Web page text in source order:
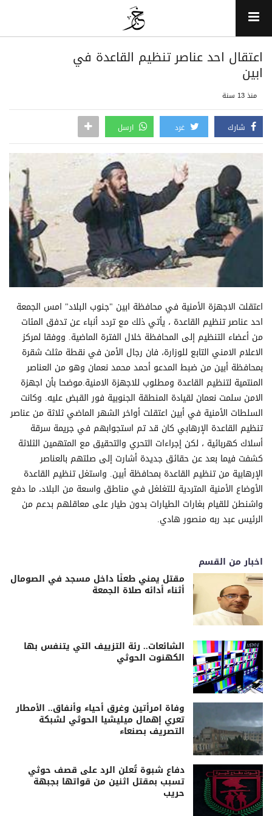
اعتقال احد عناصر تنظيم القاعدة في
ابين
منذ 13 سنة
شارك غرد ارسل
اعتقلت الاجهزة الأمنية في محافظة ابين "جنوب البلاد" امس الجمعة
احد عناصر تنظيم القاعدة ، يأتي ذلك مع تردد أنباء عن تدفق المئات
من أعضاء التنظيم إلى المحافظة خلال الفترة الماضية. ووفقا لمركز
الاعلام الامني التابع للوزارة، فان رجال الأمن في نقطة مثلث شقرة
بمحافظة أبين من ضبط المدعو أحمد محمد نعمان وهو من العناصر
المنتمية لتنظيم القاعدة ومطلوب للاجهزة الامنية.موضحا بأن اجهزة
الامن سلمت نعمان لقيادة المنطقة الجنوبية فور القبض عليه. وكانت
السلطات الأمنية في أبين اعتقلت أواخر الشهر الماضي ثلاثة من عناصر
تنظيم القاعدة الإرهابي كان قد تم استجوابهم في جريمة سرقة
أسلاك كهربائية ، لكن إجراءات التحري والتحقيق مع المتهمين الثلاثة
كشفت فيما بعد عن حقائق جديدة أشارت إلى صلتهم بالعناصر
الإرهابية من تنظيم القاعدة بمحافظة أبين. واستغل تنظيم القاعدة
الأوضاع الأمنية المتردية للتغلغل في مناطق واسعة من البلاد، ما دفع
واشنطن للقيام بغارات الطيارات بدون طيار على معاقلهم بدعم من
الرئيس عبد ربه منصور هادي.
اخبار من القسم
مقتل يمني طعنًا داخل مسجد في الصومال
أثناء أدائه صلاة الجمعة
الشائعات.. رئة التزييف التي يتنفس بها
الكهنوت الحوثي
وفاة امرأتين وغرق أحياء وأنفاق.. الأمطار
تعري إهمال ميليشيا الحوثي لشبكة
التصريف بصنعاء
دفاع شبوة تُعلن الرد على قصف حوثي
تسبب بمقتل اثنين من قواتها بجبهة
حريب